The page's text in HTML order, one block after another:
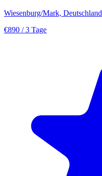
Wiesenburg/Mark, Deutschland
€890 / 3 Tage